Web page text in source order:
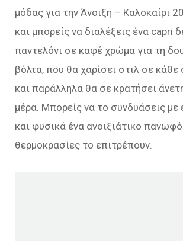
μόδας για την Άνοιξη – Καλοκαίρι
και μπορείς να διαλέξεις ένα capri
παντελόνι σε καφέ χρώμα για τη
βόλτα, που θα χαρίσει στιλ σε κάθε
και παράλληλα θα σε κρατήσει
μέρα. Μπορείς να το συνδυάσεις με
και φυσικά ένα ανοιξιάτικο
θερμοκρασίες το επιτρέπουν.